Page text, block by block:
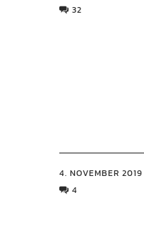
32
4. NOVEMBER 2019
4